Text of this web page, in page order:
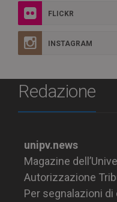
FLICKR
INSTAGRAM
Redazione
unipv.news
Magazine
Autorizzazione
Per segnalazioni di